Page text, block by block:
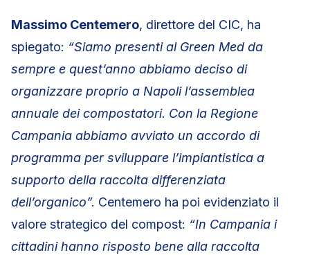
Massimo Centemero, direttore del CIC, ha
spiegato: “Siamo presenti al Green Med da
sempre e quest’anno abbiamo deciso di
organizzare proprio a Napoli l’assemblea
annuale dei compostatori. Con la Regione
Campania abbiamo avviato un accordo di
programma per sviluppare l’impiantistica a
supporto della raccolta differenziata
dell’organico”. Centemero ha poi evidenziato il
valore strategico del compost: “In Campania i
cittadini hanno risposto bene alla raccolta